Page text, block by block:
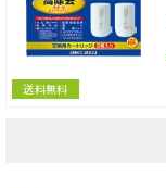
送料無料